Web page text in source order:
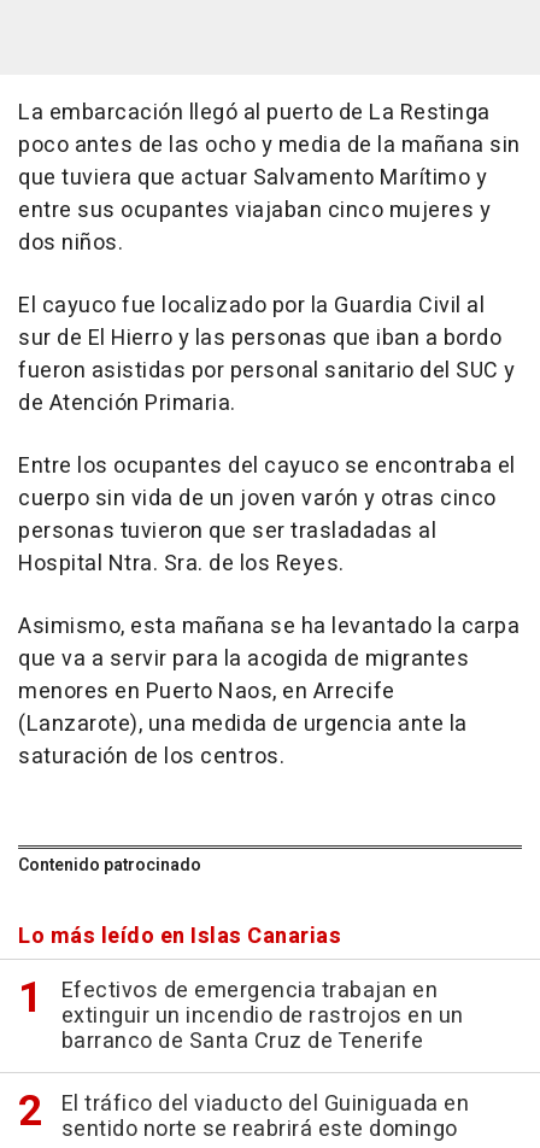
La embarcación llegó al puerto de La Restinga
poco antes de las ocho y media de la mañana sin
que tuviera que actuar Salvamento Marítimo y
entre sus ocupantes viajaban cinco mujeres y
dos niños.
El cayuco fue localizado por la Guardia Civil al
sur de El Hierro y las personas que iban a bordo
fueron asistidas por personal sanitario del SUC y
de Atención Primaria.
Entre los ocupantes del cayuco se encontraba el
cuerpo sin vida de un joven varón y otras cinco
personas tuvieron que ser trasladadas al
Hospital Ntra. Sra. de los Reyes.
Asimismo, esta mañana se ha levantado la carpa
que va a servir para la acogida de migrantes
menores en Puerto Naos, en Arrecife
(Lanzarote), una medida de urgencia ante la
saturación de los centros.
Contenido patrocinado
Lo más leído en Islas Canarias
Efectivos de emergencia trabajan en
extinguir un incendio de rastrojos en un
barranco de Santa Cruz de Tenerife
El tráfico del viaducto del Guiniguada en
sentido norte se reabrirá este domingo